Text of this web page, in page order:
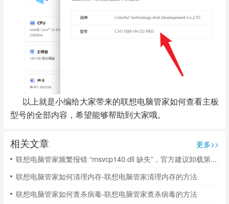
以上就是小编给大家带来的联想电脑管家如何查看主板
型号的全部内容，希望能够帮助到大家哦。
相关文章 更多>>
联想电脑管家频繁报错 “msvcp140.dll 缺失”，官方建议卸载第三方安全软件
联想电脑管家如何清理内存-联想电脑管家清理内存的方法
联想电脑管家如何查杀病毒-联想电脑管家查杀病毒的方法